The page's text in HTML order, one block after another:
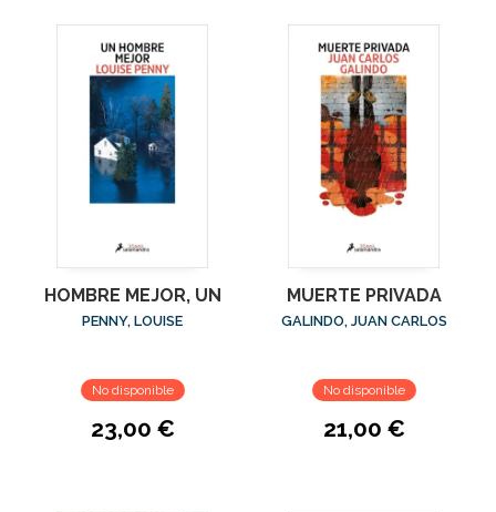
HOMBRE MEJOR, UN
PENNY, LOUISE
No disponible
23,00 €
MUERTE PRIVADA
GALINDO, JUAN CARLOS
No disponible
21,00 €